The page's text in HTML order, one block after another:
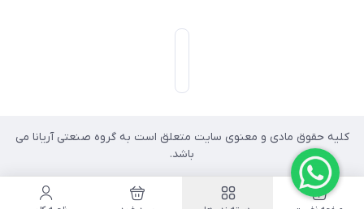
کلیه حقوق مادی و معنوی سایت متعلق است به گروه صنعتی آریانا می
باشد.